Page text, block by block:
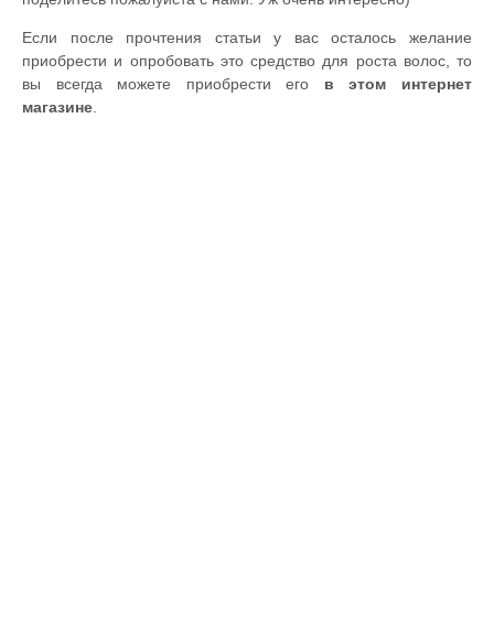
Если после прочтения статьи у вас осталось желание
приобрести и опробовать это средство для роста волос, то
вы всегда можете приобрести его в этом интернет
магазине